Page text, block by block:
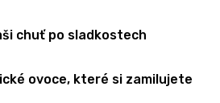
chuť po sladkostech
ovoce, které si zamilujete